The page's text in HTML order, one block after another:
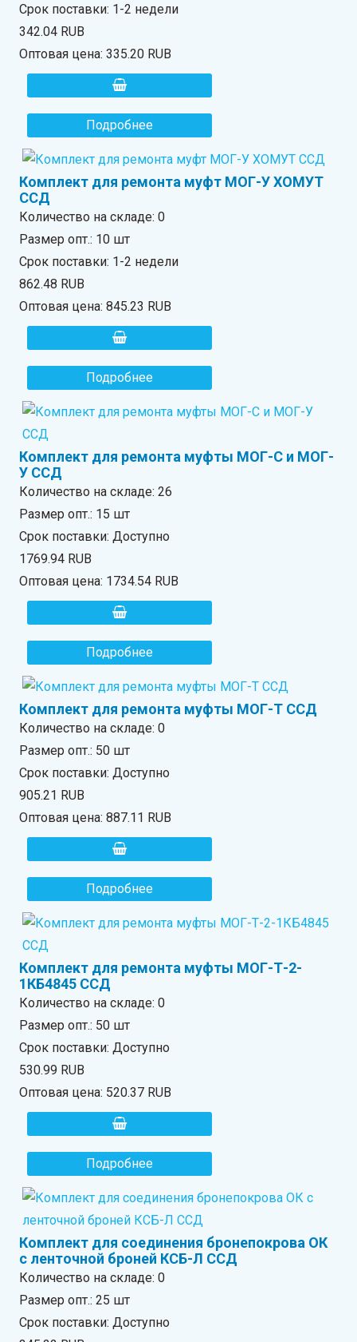
Срок поставки: 1-2 недели
342.04 RUB
Оптовая цена:335.20 RUB
Подробнее
Комплект для ремонта муфт МОГ-У ХОМУТ
ССД
Количество на складе:0
Размер опт.: 10 шт
Срок поставки: 1-2 недели
862.48 RUB
Оптовая цена:845.23 RUB
Подробнее
Комплект для ремонта муфты МОГ-C и МОГ-
У ССД
Количество на складе:26
Размер опт.: 15 шт
Срок поставки: Доступно
1769.94 RUB
Оптовая цена: 1734.54 RUB
Подробнее
Комплект для ремонта муфты МОГ-Т ССД
Количество на складе:0
Размер опт.: 50 шт
Срок поставки: Доступно
905.21 RUB
Оптовая цена:887.11 RUB
Подробнее
Комплект для ремонта муфты МОГ-Т-2-
1КБ4845 ССД
Количество на складе:0
Размер опт.: 50 шт
Срок поставки: Доступно
530.99 RUB
Оптовая цена: 520.37 RUB
Подробнее
Комплект для соединения бронепокрова ОК
с ленточной броней КСБ-Л ССД
Количество на складе:0
Размер опт.: 25 шт
Срок поставки: Доступно